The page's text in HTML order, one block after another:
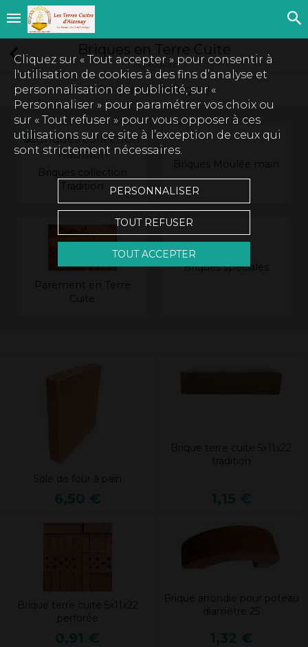
38 produits
Briques (catalogue)
Briques spéciales
6,50 € 1,15 €
0,91 € 1,32 €
Cliquez sur « Tout accepter » pour consentir à
l'utilisation de cookies à des fins d’analyse et
personnalisation de publicité, sur «
Personnaliser » pour paramétrer vos choix ou
sur « Tout refuser » pour vous opposer à ces
utilisations sur ce site à l’exception de ceux qui
sont strictement nécessaires.
PERSONNALISER
TOUT REFUSER
TOUT ACCEPTER